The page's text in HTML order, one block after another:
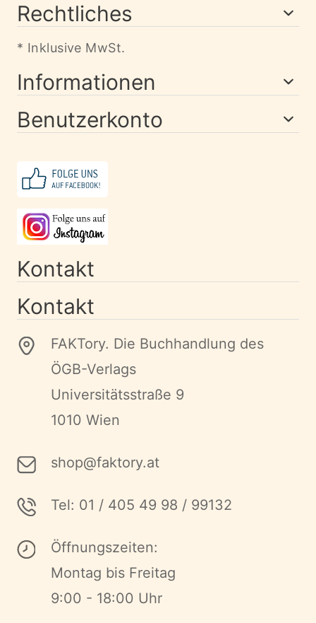
Rechtliches
* Inklusive MwSt.
Informationen
Benutzerkonto
Kontakt
Kontakt
FAKTory. Die Buchhandlung des
ÖGB-Verlags
Universitätsstraße 9
1010 Wien
shop@faktory.at
Tel: 01 / 405 49 98 / 99132
Öffnungszeiten:
Montag bis Freitag
9:00 - 18:00 Uhr